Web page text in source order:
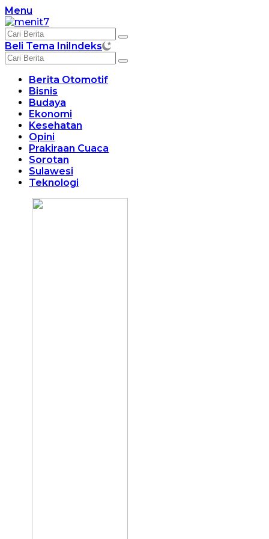
Langsung
ke
konten
Menu
Beli Tema IniIndeks
Berita Otomotif
Bisnis
Budaya
Ekonomi
Kesehatan
Opini
Prakiraan Cuaca
Sorotan
Sulawesi
Teknologi